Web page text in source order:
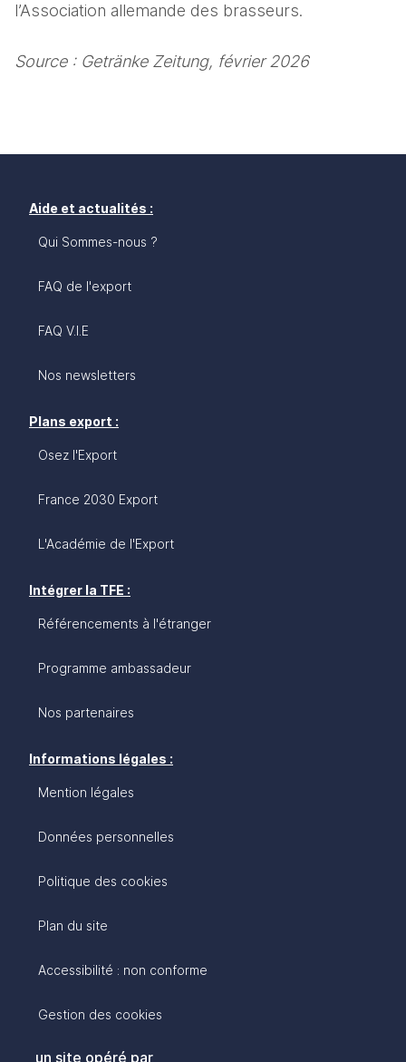
l’Association allemande des brasseurs.
Source : Getränke Zeitung, février 2026
Aide et actualités :
Qui Sommes-nous ?
FAQ de l'export
FAQ V.I.E
Nos newsletters
Plans export :
Osez l'Export
France 2030 Export
L'Académie de l'Export
Intégrer la TFE :
Référencements à l'étranger
Programme ambassadeur
Nos partenaires
Informations légales :
Mention légales
Données personnelles
Politique des cookies
Plan du site
Accessibilité : non conforme
Gestion des cookies
un site opéré par